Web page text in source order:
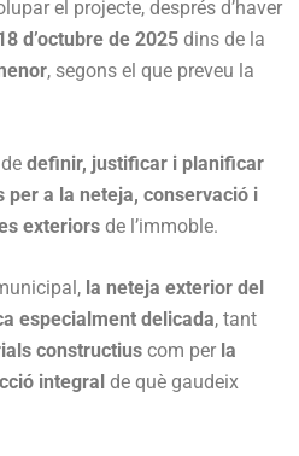
el projecte, després d’haver
d’octubre de 2025 dins de la
, segons el que preveu la
definir, justificar i planificar
per a la neteja, conservació i
exteriors de l’immoble.
la neteja exterior del
especialment delicada, tant
constructius com per la
integral de què gaudeix